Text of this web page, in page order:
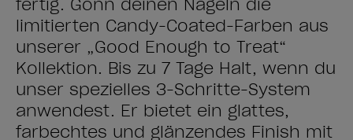
fertig. Gönn deinen Nägeln die
limitierten Candy-Coated-Farben aus
unserer „Good Enough to Treat“
Kollektion. Bis zu 7 Tage Halt, wenn du
unser spezielles 3-Schritte-System
anwendest. Er bietet ein glattes,
farbechtes und glänzendes Finish mit